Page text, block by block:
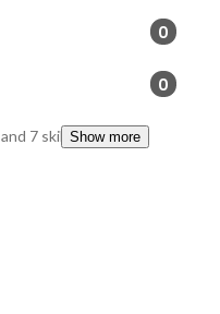
0
0
and 7 skillsShow more